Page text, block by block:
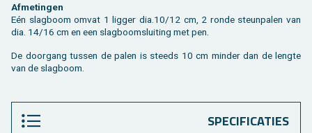
Af­me­tin­gen
Eén slag­boom omvat 1 lig­ger dia.10/12 cm, 2 ronde steun­pa­len van
dia. 14/16 cm en een slag­boom­slui­ting met pen.
De door­gang tus­sen de palen is steeds 10 cm min­der dan de leng­te
van de slag­boom.
SPECIFICATIES